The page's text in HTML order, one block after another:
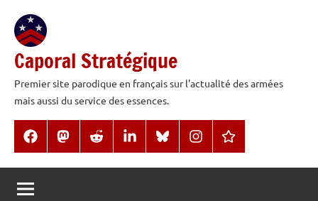
contenu
Caporal Stratégique
Premier site parodique en français sur l'actualité des armées
mais aussi du service des essences.
FacebookMastodonReddit LinkedInBlueSkyInstagramThreads